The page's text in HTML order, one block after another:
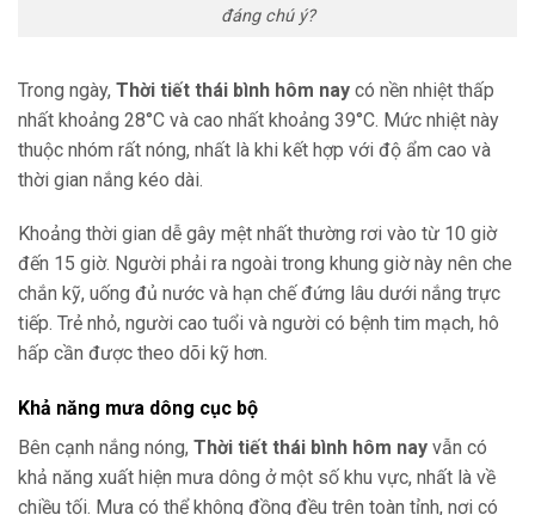
đáng chú ý?
Trong ngày, Thời tiết thái bình hôm nay có nền nhiệt thấp
nhất khoảng 28°C và cao nhất khoảng 39°C. Mức nhiệt này
thuộc nhóm rất nóng, nhất là khi kết hợp với độ ẩm cao và
thời gian nắng kéo dài.
Khoảng thời gian dễ gây mệt nhất thường rơi vào từ 10 giờ
đến 15 giờ. Người phải ra ngoài trong khung giờ này nên che
chắn kỹ, uống đủ nước và hạn chế đứng lâu dưới nắng trực
tiếp. Trẻ nhỏ, người cao tuổi và người có bệnh tim mạch, hô
hấp cần được theo dõi kỹ hơn.
Khả năng mưa dông cục bộ
Bên cạnh nắng nóng, Thời tiết thái bình hôm nay vẫn có
khả năng xuất hiện mưa dông ở một số khu vực, nhất là về
chiều tối. Mưa có thể không đồng đều trên toàn tỉnh, nơi có